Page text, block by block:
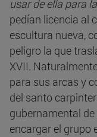
usar de ella para
pedían licencia al
escultura nueva,
peligro la que
XVII.
para sus arcas y
del santo
gubernamental
encargar el grupo